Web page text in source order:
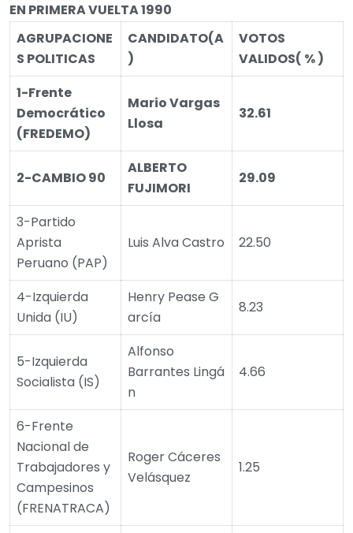
EN PRIMERA VUELTA1990
AGRUPACIONE
S POLITICAS
CANDIDATO(A
)
VOTOS
VALIDOS( % )
1-Frente
Democrático
(FREDEMO)
Mario Vargas
Llosa
32.61
2-CAMBIO 90
ALBERTO
FUJIMORI
29.09
3-Partido
Aprista
Peruano (PAP)
Luis Alva Castro 22.50
4-Izquierda
Unida (IU)
Henry Pease G
arcía
8.23
5-Izquierda
Socialista (IS)
Alfonso
Barrantes Lingá
n
4.66
6-Frente
Nacional de
Trabajadores y
Campesinos
(FRENATRACA)
Roger Cáceres
Velásquez
1.25